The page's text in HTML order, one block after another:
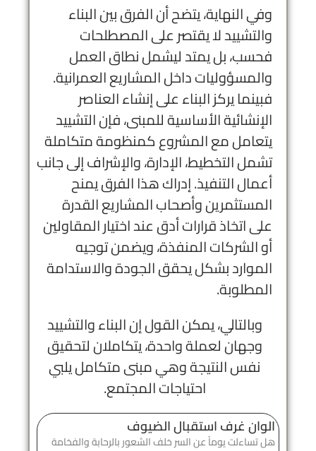
وفي النهاية، يتضح أن الفرق بين البناء
والتشييد لا يقتصر على المصطلحات
فحسب، بل يمتد ليشمل نطاق العمل
والمسؤوليات داخل المشاريع العمرانية.
فبينما يركز البناء على إنشاء العناصر
الإنشائية الأساسية للمبنى، فإن التشييد
يتعامل مع المشروع كمنظومة متكاملة
تشمل التخطيط، الإدارة، والإشراف إلى جانب
أعمال التنفيذ. إدراك هذا الفرق يمنح
المستثمرين وأصحاب المشاريع القدرة
على اتخاذ قرارات أدق عند اختيار المقاولين
أو الشركات المنفذة، ويضمن توجيه
الموارد بشكل يحقق الجودة والاستدامة
المطلوبة.
وبالتالي، يمكن القول إن البناء والتشييد
وجهان لعملة واحدة، يتكاملان لتحقيق
نفس النتيجة وهي مبنى متكامل يلبي
احتياجات المجتمع.
الوان غرف استقبال الضيوف
هل تساءلت يوماً عن السر خلف الشعور بالرحابة والفخامة